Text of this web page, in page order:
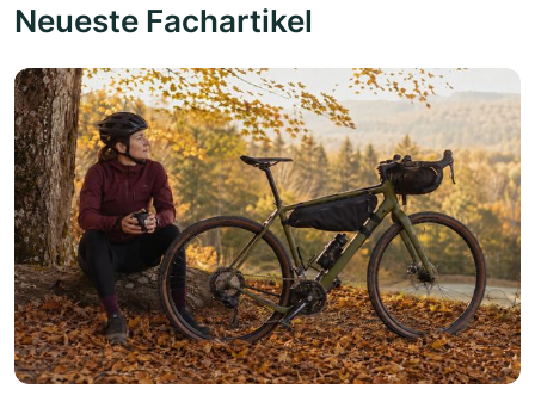
Neueste Fachartikel